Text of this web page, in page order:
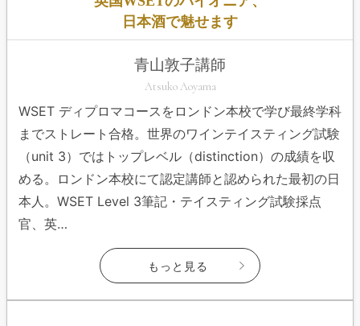
日本酒で魅せます
青山敦子講師
Atsuko Aoyama
WSET ディプロマコースをロンドン本校で学び最終学科
までストレート合格。世界のワインテイスティング試験
（unit 3）ではトップレベル（distinction）の成績を収
める。ロンドン本校にて認定講師と認められた最初の日
本人。WSET Level 3筆記・テイスティング試験採点
官、英…
もっと見る